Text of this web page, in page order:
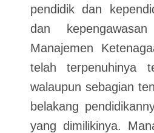
pendidik dan
dan
Manajemen
telah terpenuhinya
walaupun sebagian
belakang
yang dimilikinya.